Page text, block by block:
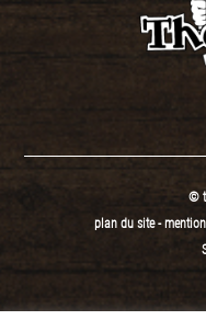
©
plan du site-